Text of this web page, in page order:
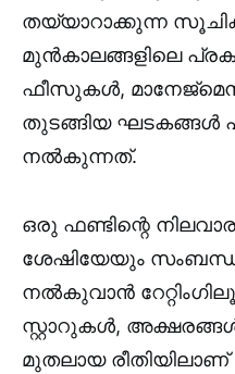
തയ്യാറാക്കുന്ന
മുൻകാലങ്ങളിലെ
ഫീസുകൾ,
തുടങ്ങിയ ഘടകങ്ങൾ
നൽകുന്നത്.
ഒരു ഫണ്ടിന്റെ
ശേഷിയേയും
നൽകുവാൻ
സ്റ്റാറുകൾ,
മുതലായ രീതിയിലാണ്